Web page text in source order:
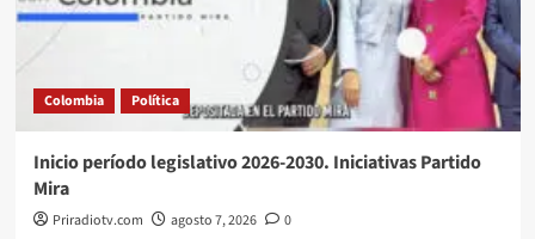
Colombia Política
Inicio período legislativo 2026-2030. Iniciativas Partido
Mira
Priradiotv.com agosto 7, 2026 0